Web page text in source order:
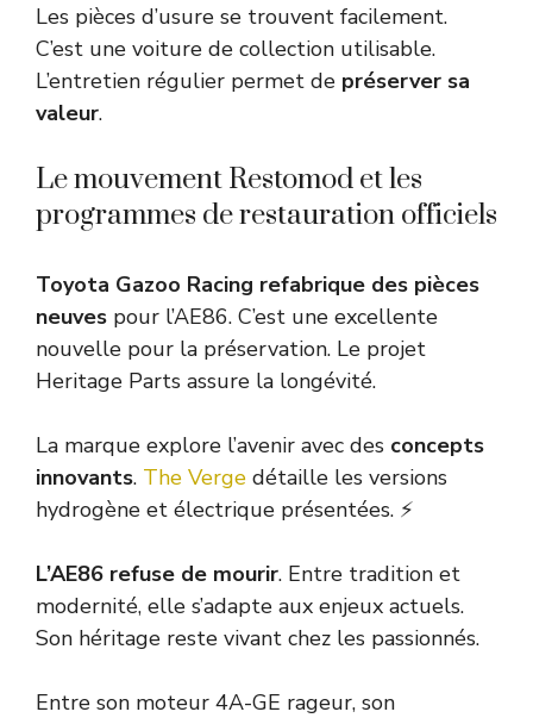
Les pièces d’usure se trouvent facilement.
C’est une voiture de collection utilisable.
L’entretien régulier permet de préserver sa
valeur.
Le mouvement Restomod et les
programmes de restauration officiels
Toyota Gazoo Racing refabrique des pièces
neuves pour l’AE86. C’est une excellente
nouvelle pour la préservation. Le projet
Heritage Parts assure la longévité.
La marque explore l’avenir avec des concepts
innovants. The Verge détaille les versions
hydrogène et électrique présentées. ⚡
L’AE86 refuse de mourir. Entre tradition et
modernité, elle s’adapte aux enjeux actuels.
Son héritage reste vivant chez les passionnés.
Entre son moteur 4A-GE rageur, son